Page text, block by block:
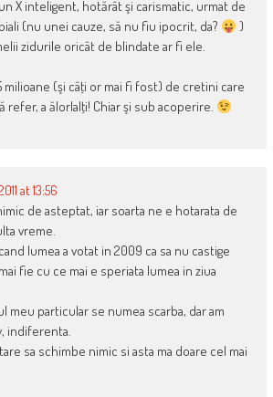
X inteligent, hotărât şi carismatic, urmat de
(nu unei cauze, să nu fiu ipocrit, da?
)
zidurile oricât de blindate ar fi ele.
milioane (şi câţi or mai fi fost) de cretini care
refer, a ălorlalţi! Chiar şi sub acoperire.
at 13:56
de asteptat, iar soarta ne e hotarata de
vreme.
lumea a votat in 2009 ca sa nu castige
fie cu ce mai e speriata lumea in ziua
meu particular se numea scarba, dar am
indiferenta.
sa schimbe nimic si asta ma doare cel mai